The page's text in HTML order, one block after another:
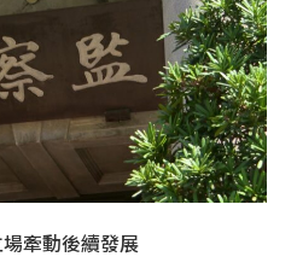
牽動後續發展